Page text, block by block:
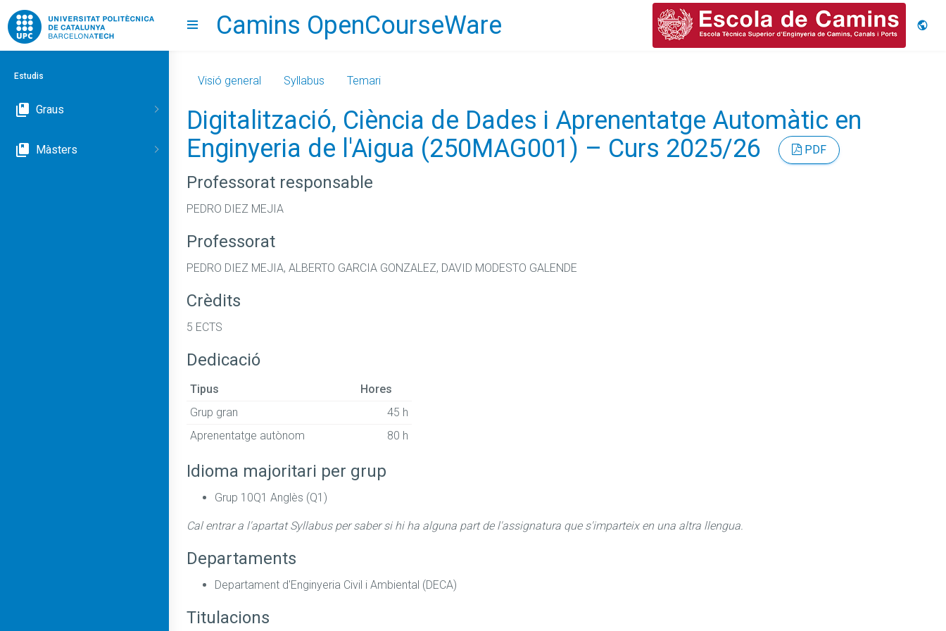
Go to upc.edu Show menuCamins OpenCourseWare
Estudis
Graus
Màsters
Visió general Syllabus Temari
Digitalització, Ciència de Dades i Aprenentatge Automàtic en
Enginyeria de l'Aigua (250MAG001) – Curs 2025/26
PDF
Professorat responsable
PEDRO DIEZ MEJIA
Professorat
PEDRO DIEZ MEJIA, ALBERTO GARCIA GONZALEZ, DAVID MODESTO GALENDE
Crèdits
5 ECTS
Dedicació
Tipus
Hores
Grup gran
45 h
Aprenentatge autònom
80 h
Idioma majoritari per grup
Grup 10Q1 Anglès (Q1)
Cal entrar a l'apartat Syllabus per saber si hi ha alguna part de l'assignatura que s'imparteix en una altra llengua.
Departaments
Departament d'Enginyeria Civil i Ambiental (DECA)
Titulacions